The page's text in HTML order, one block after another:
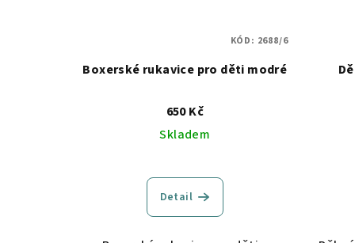
Boxerské rukavice pro děti modré
650 Kč
Skladem
Detail
KÓD: 2688/6